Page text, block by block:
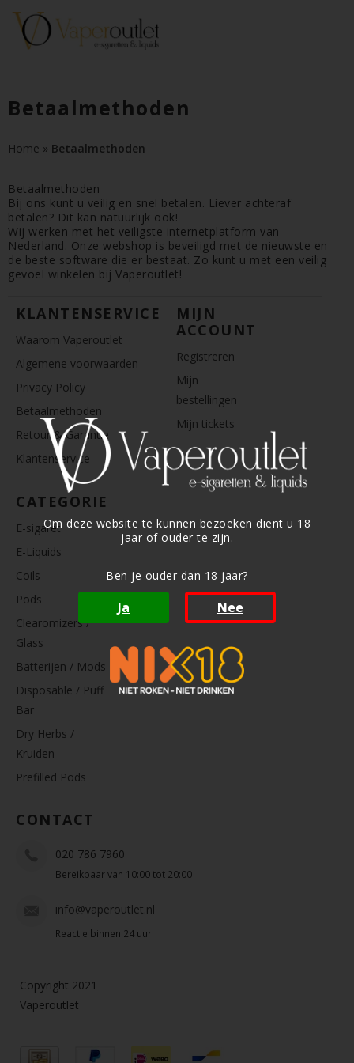
Om deze website te kunnen bezoeken dient u 18
jaar of ouder te zijn.
Ben je ouder dan 18 jaar?
Ja Nee
Betaalmethoden
Home » Betaalmethoden
Betaalmethoden
Bij ons kunt u veilig en snel betalen. Liever achteraf
betalen? Dit kan natuurlijk ook!
Wij werken met het veiligste internetplatform van
Nederland. Onze webshop is beveiligd met de nieuwste en
de beste software die er bestaat. Zo kunt u met een veilig
gevoel winkelen bij Vaperoutlet!
KLANTENSERVICE
Waarom Vaperoutlet
Algemene voorwaarden
Privacy Policy
Betaalmethoden
Retour & Garantie
Klantenservice
MIJN
ACCOUNT
Registreren
Mijn
bestellingen
Mijn tickets
CATEGORIE
E-sigaret
E-Liquids
Coils
Pods
Clearomizers /
Glass
Batterijen / Mods
Disposable / Puff
Bar
Dry Herbs /
Kruiden
Prefilled Pods
CONTACT
020 786 7960
Bereikbaar van 10:00 tot 20:00
info@vaperoutlet.nl
Reactie binnen 24 uur
Copyright 2021
Vaperoutlet